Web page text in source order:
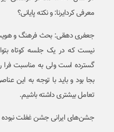
معرفی کردایرنا: و نکته پایانی؟
جعفری دهقی: بحث فرهنگ و
نیست که در یک جلسه کوتاه
گسترده است ولی به مناسبت
بجا بود و باید با توجه به این
تعامل بیشتری داشته باشیم.
جشن‌های ایرانی جشن‌ غفلت نبوده